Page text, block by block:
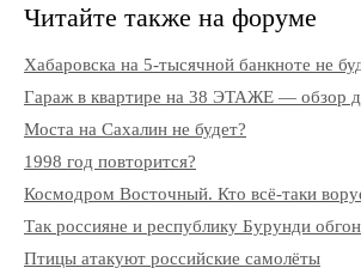
Читайте также на форуме
Хабаровска на 5-тысячной банкноте не
Гараж в квартире на 38 ЭТАЖЕ — обзор
Моста на Сахалин не будет?
1998 год повторится?
Космодром Восточный. Кто всё-таки
Так россияне и республику Бурунди
Птицы атакуют российские самолёты